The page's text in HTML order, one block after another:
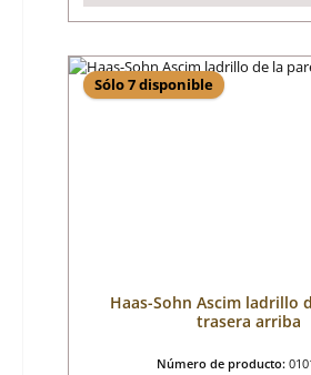
Sólo 7 disponible
Haas-Sohn Ascim ladrillo
trasera arriba
Número de producto: